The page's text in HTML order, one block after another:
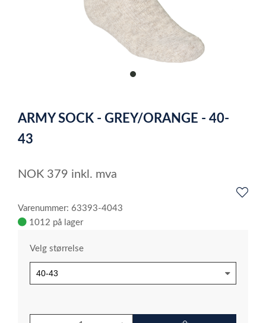
item
of
1
ARMY SOCK - GREY/ORANGE - 40-
43
NOK 379 inkl. mva
Varenummer: 63393-4043
1012 på lager
Velg størrelse